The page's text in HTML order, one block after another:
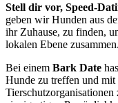
Stell dir vor, Speed-
geben wir Hunden aus
ihr Zuhause, zu finden,
lokalen Ebene zusammen.
Bei einem Bark Date
Hunde zu treffen und mit
Tierschutzorganisationen